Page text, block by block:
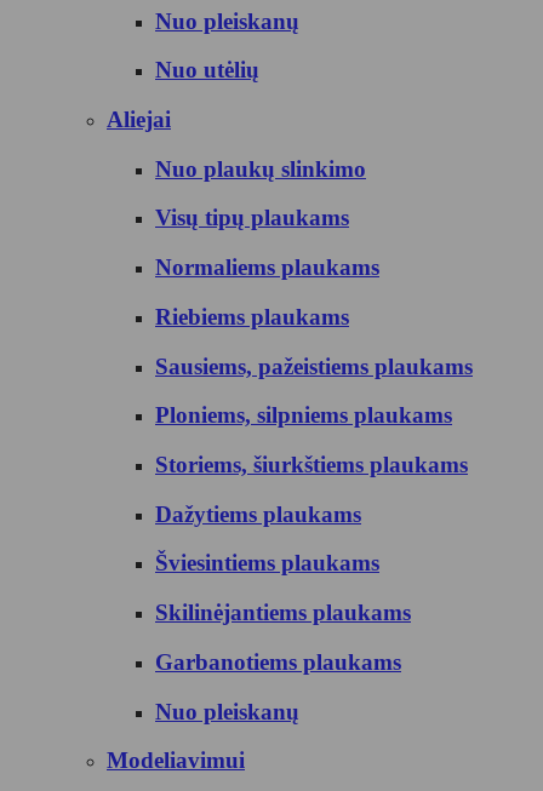
Nuo pleiskanų
Nuo utėlių
Aliejai
Nuo plaukų slinkimo
Visų tipų plaukams
Normaliems plaukams
Riebiems plaukams
Sausiems, pažeistiems plaukams
Ploniems, silpniems plaukams
Storiems, šiurkštiems plaukams
Dažytiems plaukams
Šviesintiems plaukams
Skilinėjantiems plaukams
Garbanotiems plaukams
Nuo pleiskanų
Modeliavimui